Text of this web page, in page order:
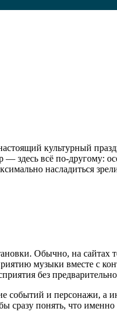
культурный
здесь всё по-другому:
насладиться
Обычно, на сайтах
музыки вместе с
без
событий и персонажи, а
сразу понять, что